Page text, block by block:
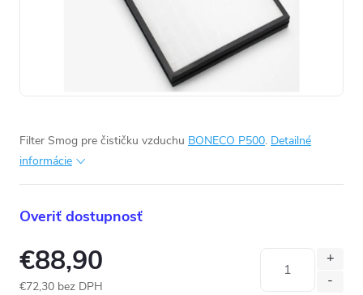
Filter Smog pre čističku vzduchu BONECO P500. Detailné
informácie
Overiť dostupnosť
€88,90
€72,30 bez DPH